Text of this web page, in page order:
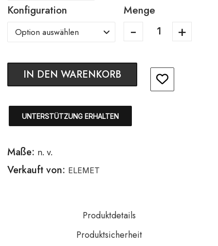
Konfiguration Menge
IN DEN WARENKORB
UNTERSTÜTZUNG ERHALTEN
Maße: n. v.
Verkauft von: ELEMET
Produktdetails
Produktsicherheit